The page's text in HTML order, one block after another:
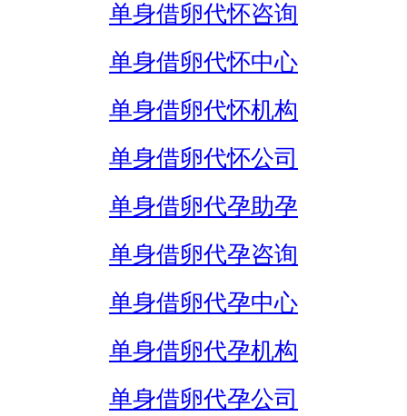
单身借卵代怀咨询
单身借卵代怀中心
单身借卵代怀机构
单身借卵代怀公司
单身借卵代孕助孕
单身借卵代孕咨询
单身借卵代孕中心
单身借卵代孕机构
单身借卵代孕公司